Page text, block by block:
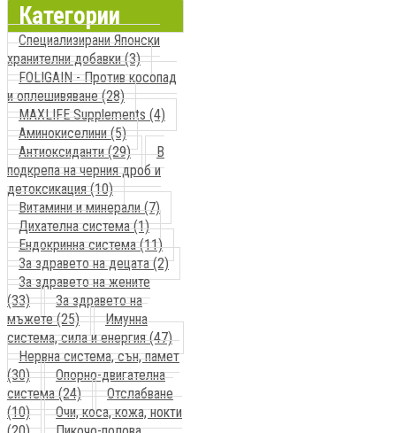
Категории
Специализирани Японски
хранителни добавки (3)
FOLIGAIN - Против косопад
и оплешивяване (28)
MAXLIFE Supplements (4)
Аминокиселини (5)
Антиоксиданти (29)
В
подкрепа на черния дроб и
детоксикация (10)
Витамини и минерали (7)
Дихателна система (1)
Ендокринна система (11)
За здравето на децата (2)
За здравето на жените
(33)
За здравето на
мъжете (25)
Имунна
система, сила и енергия (47)
Нервна система, сън, памет
(30)
Опорно-двигателна
система (24)
Отслабване
(10)
Очи, коса, кожа, нокти